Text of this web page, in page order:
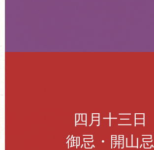
四月十三日
御忌・開山忌